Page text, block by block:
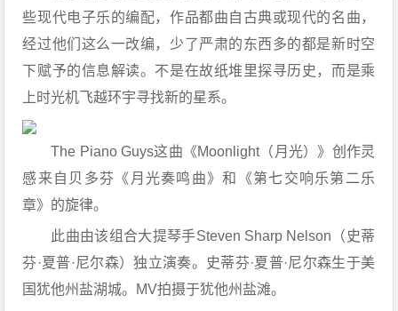
些现代电子乐的编配，作品都曲自古典或现代的名曲，
经过他们这么一改编，少了严肃的东西多的都是新时空
下赋予的信息解读。不是在故纸堆里探寻历史，而是乘
上时光机飞越环宇寻找新的星系。
The Piano Guys这曲《Moonlight（月光）》创作灵
感来自贝多芬《月光奏鸣曲》和《第七交响乐第二乐
章》的旋律。
此曲由该组合大提琴手Steven Sharp Nelson（史蒂
芬·夏普·尼尔森）独立演奏。史蒂芬·夏普·尼尔森生于美
国犹他州盐湖城。MV拍摄于犹他州盐滩。